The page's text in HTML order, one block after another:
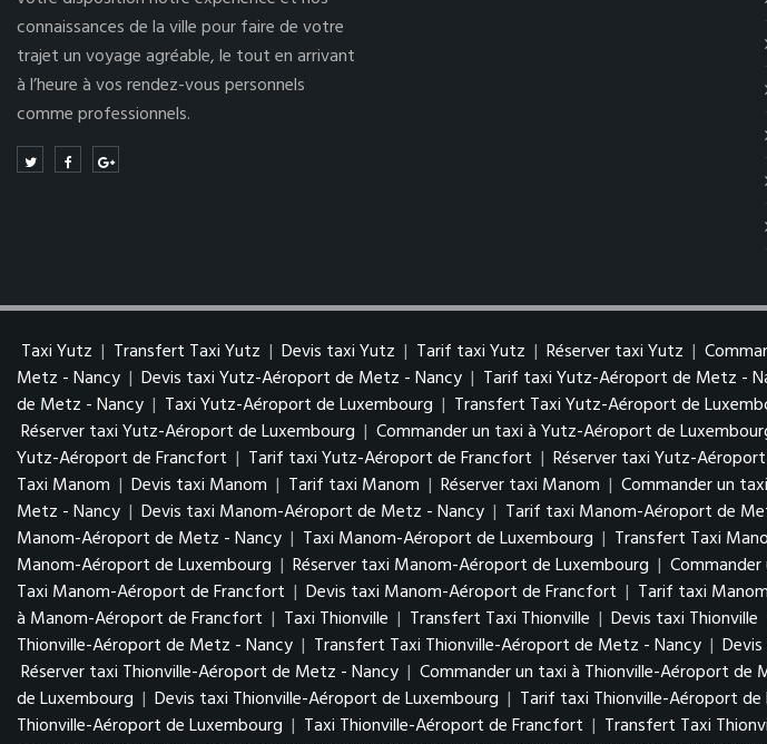
connaissances de la ville pour faire de votre
trajet un voyage agréable, le tout en arrivant
à l’heure à vos rendez-vous personnels
comme professionnels.
Taxi Yutz | Transfert Taxi Yutz | Devis taxi Yutz | Tarif taxi Yutz | Réserver taxi Yutz |
Metz - Nancy | Devis taxi Yutz-Aéroport de Metz - Nancy | Tarif taxi Yutz-Aéroport de Metz -
de Metz - Nancy | Taxi Yutz-Aéroport de Luxembourg | Transfert Taxi Yutz-Aéroport de
Réserver taxi Yutz-Aéroport de Luxembourg | Commander un taxi à Yutz-Aéroport de
Yutz-Aéroport de Francfort | Tarif taxi Yutz-Aéroport de Francfort | Réserver taxi Yutz-
Taxi Manom | Devis taxi Manom | Tarif taxi Manom | Réserver taxi Manom | Commander un
Metz - Nancy | Devis taxi Manom-Aéroport de Metz - Nancy | Tarif taxi Manom-Aéroport de
Manom-Aéroport de Metz - Nancy | Taxi Manom-Aéroport de Luxembourg | Transfert Taxi
Manom-Aéroport de Luxembourg | Réserver taxi Manom-Aéroport de Luxembourg |
Taxi Manom-Aéroport de Francfort | Devis taxi Manom-Aéroport de Francfort | Tarif taxi
à Manom-Aéroport de Francfort | Taxi Thionville | Transfert Taxi Thionville | Devis taxi Thionville
Thionville-Aéroport de Metz - Nancy | Transfert Taxi Thionville-Aéroport de Metz - Nancy |
Réserver taxi Thionville-Aéroport de Metz - Nancy | Commander un taxi à Thionville-Aéroport de
de Luxembourg | Devis taxi Thionville-Aéroport de Luxembourg | Tarif taxi Thionville-Aéroport de
Thionville-Aéroport de Luxembourg | Taxi Thionville-Aéroport de Francfort | Transfert Taxi